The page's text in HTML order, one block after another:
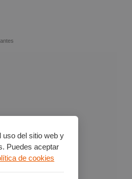
uso del sitio web y
Puedes aceptar
de cookies